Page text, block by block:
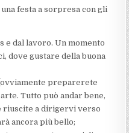
festa a sorpresa con gli
e dal lavoro. Un momento
dove gustare della buona
preparerete
Tutto può andar bene,
riuscite a dirigervi verso
ancora più bello;